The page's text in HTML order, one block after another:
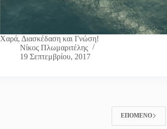
Χαρά, Διασκέδαση και Γνώση!
Νίκος Πλωμαριτέλης
19 Σεπτεμβρίου, 2017
ΕΠΌΜΕΝΟ